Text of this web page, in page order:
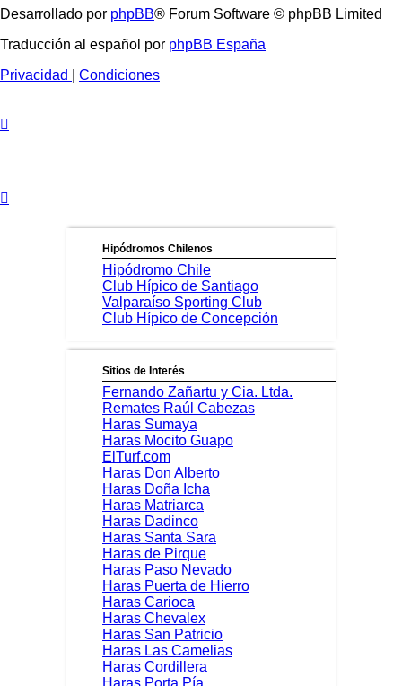
Desarrollado por phpBB® Forum Software © phpBB Limited
Traducción al español por phpBB España
Privacidad
Condiciones
Hipódromos Chilenos
Hipódromo Chile
Club Hípico de Santiago
Valparaíso Sporting Club
Club Hípico de Concepción
Sitios de Interés
Fernando Zañartu y Cia. Ltda.
Remates Raúl Cabezas
Haras Sumaya
Haras Mocito Guapo
ElTurf.com
Haras Don Alberto
Haras Doña Icha
Haras Matriarca
Haras Dadinco
Haras Santa Sara
Haras de Pirque
Haras Paso Nevado
Haras Puerta de Hierro
Haras Carioca
Haras Chevalex
Haras San Patricio
Haras Las Camelias
Haras Cordillera